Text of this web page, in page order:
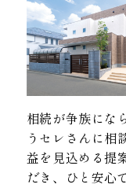
相続が争族にな
うセレさんに相
益を見込める提
だき、ひと安心